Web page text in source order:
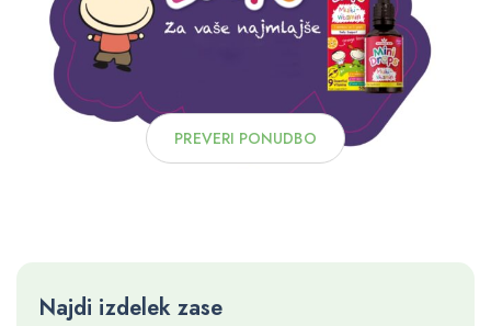
PREVERI PONUDBO
Najdi izdelek zase